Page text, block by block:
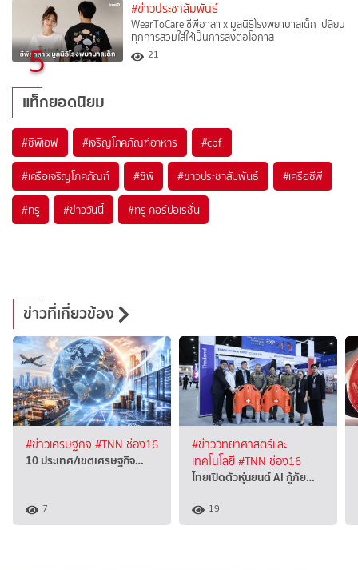
5
#ข่าวประชาสัมพันธ์
WearToCare ซีพีอาสา x มูลนิธิโรงพยาบาลเด็ก เปลี่ยน
ทุกการสวมใส่ให้เป็นการส่งต่อโอกาส
21
แท็กยอดนิยม
#ซีพีเอฟ #เจริญโภคภัณฑ์อาหาร #cpf
#เครือเจริญโภคภัณฑ์ #ซีพี #ข่าวประชาสัมพันธ์ #เครือซีพี
#ทรู #ข่าววันนี้ #ทรู คอร์ปอเรชั่น
ข่าวที่เกี่ยวข้อง
#ข่าวเศรษฐกิจ #TNN ช่อง16
10 ประเทศ/เขตเศรษฐกิจ…
7
#ข่าววิทยาศาสตร์และ
เทคโนโลยี#TNN ช่อง16
ไทยเปิดตัวหุ่นยนต์ AI กู้ภัย…
19